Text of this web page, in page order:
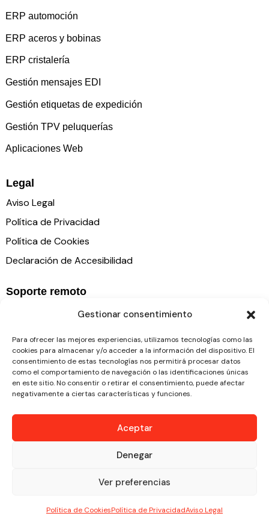
Gestionar consentimiento
Para ofrecer las mejores experiencias, utilizamos tecnologías como las
cookies para almacenar y/o acceder a la información del dispositivo. El
consentimiento de estas tecnologías nos permitirá procesar datos
como el comportamiento de navegación o las identificaciones únicas
en este sitio. No consentir o retirar el consentimiento, puede afectar
negativamente a ciertas características y funciones.
Aceptar
Denegar
Ver preferencias
Política de CookiesPolítica de PrivacidadAviso Legal
ERP automoción
ERP aceros y bobinas
ERP cristalería
Gestión mensajes EDI
Gestión etiquetas de expedición
Gestión TPV peluquerías
Aplicaciones Web
Legal
Aviso Legal
Política de Privacidad
Política de Cookies
Declaración de Accesibilidad
Soporte remoto